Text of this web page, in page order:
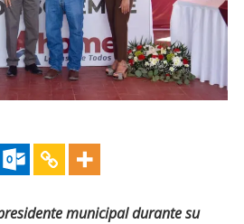
municipal durante su